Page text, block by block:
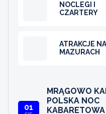
NOCLEGI I
CZARTERY
ATRAKCJE NA
MAZURACH
01
MRĄGOWO
POLSKA NOC